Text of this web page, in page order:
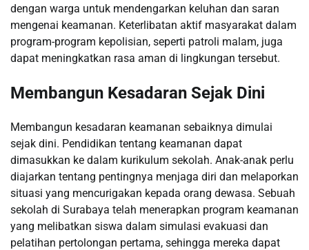
dengan warga untuk mendengarkan keluhan dan saran
mengenai keamanan. Keterlibatan aktif masyarakat dalam
program-program kepolisian, seperti patroli malam, juga
dapat meningkatkan rasa aman di lingkungan tersebut.
Membangun Kesadaran Sejak Dini
Membangun kesadaran keamanan sebaiknya dimulai
sejak dini. Pendidikan tentang keamanan dapat
dimasukkan ke dalam kurikulum sekolah. Anak-anak perlu
diajarkan tentang pentingnya menjaga diri dan melaporkan
situasi yang mencurigakan kepada orang dewasa. Sebuah
sekolah di Surabaya telah menerapkan program keamanan
yang melibatkan siswa dalam simulasi evakuasi dan
pelatihan pertolongan pertama, sehingga mereka dapat